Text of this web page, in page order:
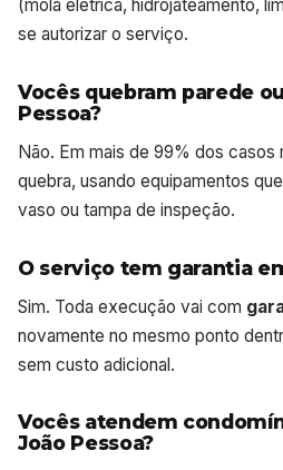
(mola elétrica, hidrojateamento,
se autorizar o serviço.
Vocês quebram parede
Pessoa?
Não. Em mais de 99% dos
quebra, usando equipamentos
vaso ou tampa de inspeção.
O serviço tem garantia
Sim. Toda execução vai com
novamente no mesmo ponto
sem custo adicional.
Vocês atendem
João Pessoa?